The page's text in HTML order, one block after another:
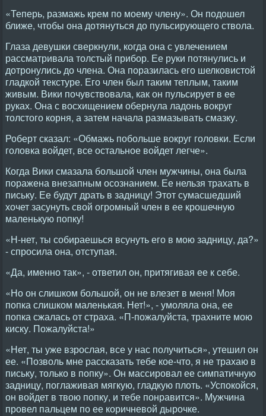
«Теперь, размажь крем по моему члену». Он подошел
ближе, чтобы она дотянуться до пульсирующего ствола.
Глаза девушки сверкнули, когда она с увлечением
рассматривала толстый прибор. Ее руки потянулись и
дотронулись до члена. Она поразилась его шелковистой
гладкой текстуре. Его член был таким теплым, таким
живым. Вики почувствовала, как он пульсирует в ее
руках. Она с восхищением обернула ладонь вокруг
толстого корня, а затем начала размазывать смазку.
Роберт сказал: «Обмажь побольше вокруг головки. Если
головка войдет, все остальное войдет легче».
Когда Вики смазала большой член мужчины, она была
поражена внезапным осознанием. Ее нельзя трахать в
письку. Ее будут драть в задницу! Этот сумасшедший
хочет засунуть свой огромный член в ее крошечную
маленькую попку!
«Н-нет, ты собираешься всунуть его в мою задницу, да?»
- спросила она, отступая.
«Да, именно так», - ответил он, притягивая ее к себе.
«Но он слишком большой, он не влезет в меня! Моя
попка слишком маленькая. Нет!», - умоляла она, ее
попка сжалась от страха. «П-пожалуйста, трахните мою
киску. Пожалуйста!»
«Нет, ты уже взрослая, все у нас получиться», утешил он
ее. «Позволь мне рассказать тебе кое-что, я не трахаю в
письку, только в попку». Он массировал ее симпатичную
задницу, поглаживая мягкую, гладкую плоть. «Успокойся,
он войдет в твою попку, и тебе понравится». Мужчина
провел пальцем по ее коричневой дырочке.